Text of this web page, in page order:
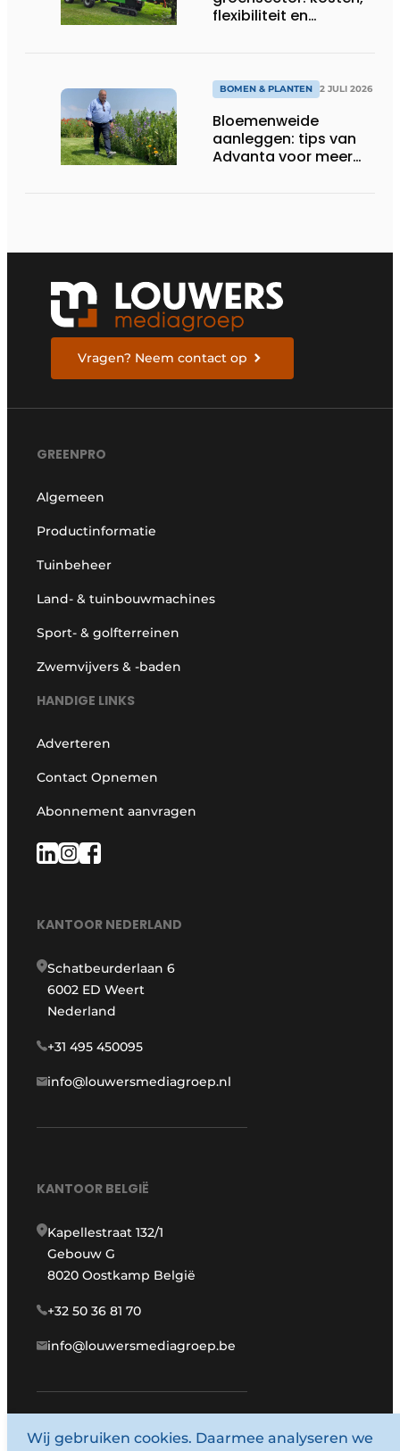
flexibiliteit en
BOMEN & PLANTEN 2 JULI 2026
Bloemenweide
aanleggen: tips van
Advanta voor meer
Vragen? Neem contact op
GREENPRO
Algemeen
Productinformatie
Tuinbeheer
Land- & tuinbouwmachines
Sport- & golfterreinen
Zwemvijvers & -baden
HANDIGE LINKS
Adverteren
Contact Opnemen
Abonnement aanvragen
KANTOOR NEDERLAND
Schatbeurderlaan 6
6002 ED Weert
Nederland
+31 495 450095
info@louwersmediagroep.nl
KANTOOR BELGIË
Kapellestraat 132/1
Gebouw G
8020 Oostkamp België
+32 50 36 81 70
info@louwersmediagroep.be
www.louwersmediagroep.com
Wij gebruiken cookies. Daarmee analyseren we